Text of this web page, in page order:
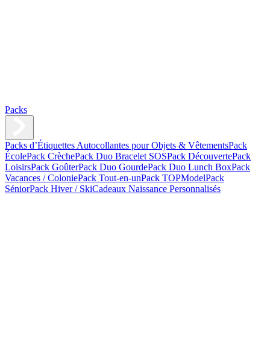
Packs
Packs d’Étiquettes Autocollantes pour Objets & VêtementsPack
ÉcolePack CrèchePack Duo Bracelet SOSPack DécouvertePack
LoisirsPack GoûterPack Duo GourdePack Duo Lunch BoxPack
Vacances / ColoniePack Tout-en-unPack TOPModelPack
SéniorPack Hiver / SkiCadeaux Naissance Personnalisés